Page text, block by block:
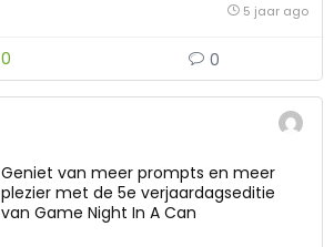
5 jaar ago
0 0
Geniet van meer prompts en meer
plezier met de 5e verjaardagseditie
van Game Night In A Can